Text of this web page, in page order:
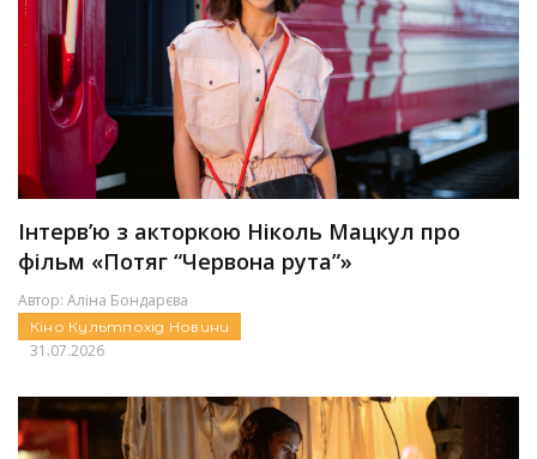
Інтерв’ю з акторкою Ніколь Мацкул про
фільм «Потяг “Червона рута”»
Автор: Аліна Бондарєва
Кіно Культпохід Новини
31.07.2026